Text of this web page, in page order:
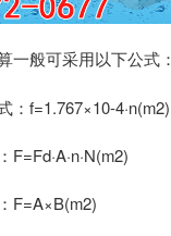
一般可采用以下公式：
：f=1.767×10-4·n(m2)
F=A×B(m2)